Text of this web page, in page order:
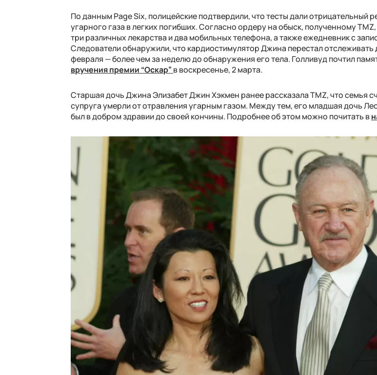
По данным Page Six, полицейские подтвердили, что тесты дали отрицательный
угарного газа в легких погибших. Согласно ордеру на обыск, полученному
три различных лекарства и два мобильных телефона, а также ежедневник с
Следователи обнаружили, что кардиостимулятор Джина перестал отслеживать
февраля — более чем за неделю до обнаружения его тела. Голливуд почтил
вручения премии “Оскар” в воскресенье, 2 марта.
Старшая дочь Джина Элизабет Джин Хэкмен ранее рассказала TMZ, что семья
супруга умерли от отравления угарным газом. Между тем, его младшая дочь
был в добром здравии до своей кончины. Подробнее об этом можно почитать в